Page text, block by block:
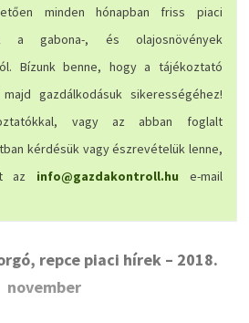
minden hónapban friss piaci
a gabona-, és olajosnövények
Bízunk benne, hogy a tájékoztató
gazdálkodásuk sikerességéhez!
vagy az abban foglalt
kérdésük vagy észrevételük lenne,
az info@gazdakontroll.hu e-mail
repce piaci hírek – 2018.
november